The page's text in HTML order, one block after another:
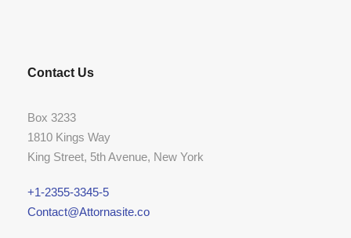
Contact Us
Box 3233
1810 Kings Way
King Street, 5th Avenue, New York
+1-2355-3345-5
Contact@Attornasite.co